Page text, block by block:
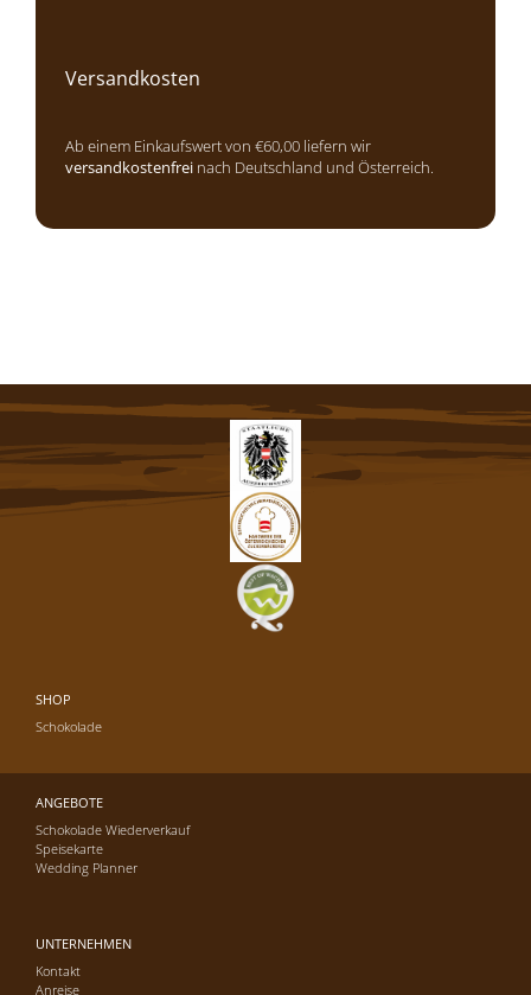
Versandkosten
Ab einem Einkaufswert von €60,00 liefern wir
versandkostenfrei nach Deutschland und Österreich.
SHOP
Schokolade
ANGEBOTE
Schokolade Wiederverkauf
Speisekarte
Wedding Planner
UNTERNEHMEN
Kontakt
Anreise